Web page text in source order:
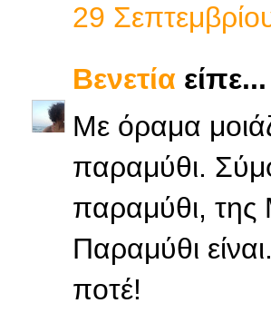
29
Βενετία είπε...
Με όραμα
παραμύθι.
παραμύθι,
Παραμύθι
ποτέ!